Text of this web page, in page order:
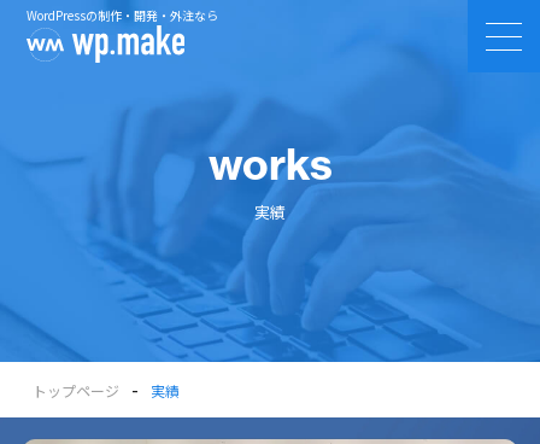
WordPressの制作・開発・外注なら
works
実績
トップページ - 実績